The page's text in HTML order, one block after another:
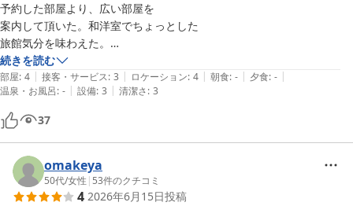
予約した部屋より、広い部屋を
案内して頂いた。和洋室でちょっとした
旅館気分を味わえた。
和室にもテレビがあればなお良かった。
窓から横にある公園がよく見えて、
景色も良かった。
カーペットはややシミなどあるが
続きを読む
部屋: 4 | 接客・サービス: 3 | ロケーション: 4 | 朝食: - | 夕食: - |
温泉・お風呂: - | 設備: 3 | 清潔さ: 3
37
omakeya
50代/女性 | 53件のクチコミ
4 2026年6月15日投稿